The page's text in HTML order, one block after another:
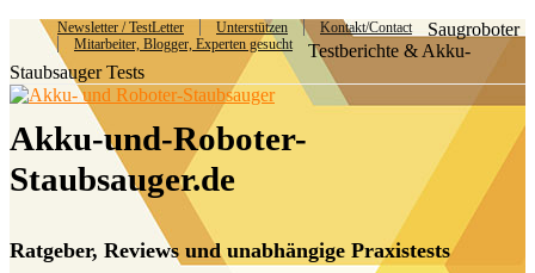
Newsletter / TestLetter Unterstützen
Kontakt/Contact
Mitarbeiter, Blogger, Experten gesucht
Saugroboter
Testberichte & Akku-
Staubsauger Tests
Akku-und-Roboter-
Staubsauger.de
Ratgeber, Reviews und unabhängige Praxistests